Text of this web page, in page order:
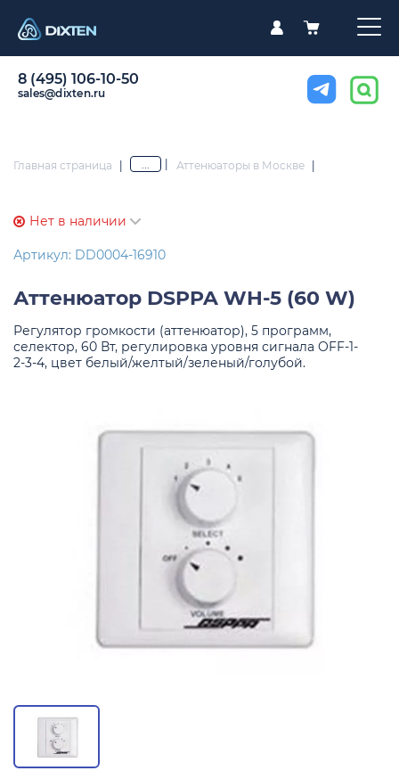
8 (495) 106-10-50
sales@dixten.ru
Главная страница | ... Аттенюаторы в Москве |
Нет в наличии
Артикул: DD0004-16910
Аттенюатор DSPPA WH-5 (60 W)
Регулятор громкости (аттенюатор), 5 программ,
селектор, 60 Вт, регулировка уровня сигнала OFF-1-
2-3-4, цвет белый/желтый/зеленый/голубой.